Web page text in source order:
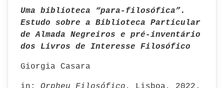
Uma biblioteca “para-filosófica”.
Estudo sobre a Biblioteca Particular
de Almada Negreiros e pré-inventário
dos Livros de Interesse Filosófico
Giorgia Casara